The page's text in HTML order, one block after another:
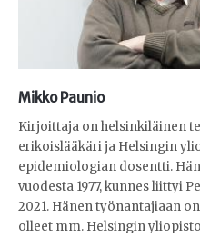
Mikko Paunio
Kirjoittaja on helsinkiläinen
erikoislääkäri ja Helsingin
epidemiologian dosentti.
vuodesta 1977, kunnes liittyi
2021. Hänen työnantajiaan
olleet mm. Helsingin